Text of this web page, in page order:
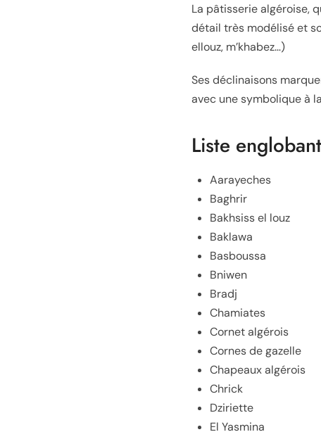
La pâtisserie algéroise,
détail très modélisé et
ellouz, m’khabez…)
Ses déclinaisons
avec une symbolique à
Liste
Aarayeches
Baghrir
Bakhsiss el louz
Baklawa
Basboussa
Bniwen
Bradj
Chamiates
Cornet algérois
Cornes de gazelle
Chapeaux algérois
Chrick
Dziriette
El Yasmina